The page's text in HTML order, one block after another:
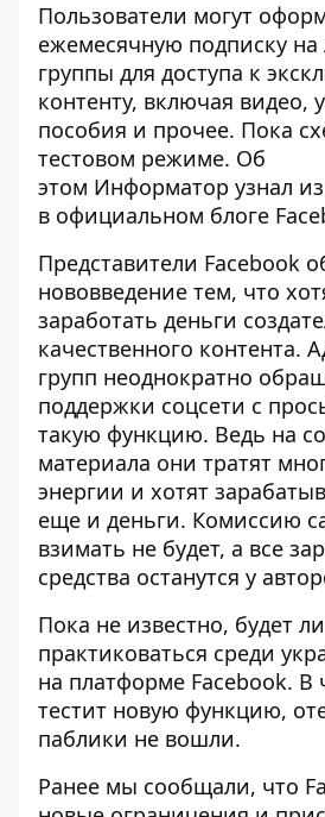
Пользователи могут
ежемесячную подписку
группы для доступа к
контенту, включая видео,
пособия и прочее. Пока
тестовом режиме. Об
этом Информатор узнал
в официальном блоге
Представители Facebook
нововведение тем, что
заработать деньги
качественного контента.
групп неоднократно
поддержки соцсети с
такую функцию. Ведь на
материала они тратят
энергии и хотят
еще и деньги. Комиссию
взимать не будет, а все
средства останутся у
Пока не известно, будет
практиковаться среди
на платформе Facebook. В
тестит новую функцию,
паблики не вошли.
Ранее мы сообщали, что